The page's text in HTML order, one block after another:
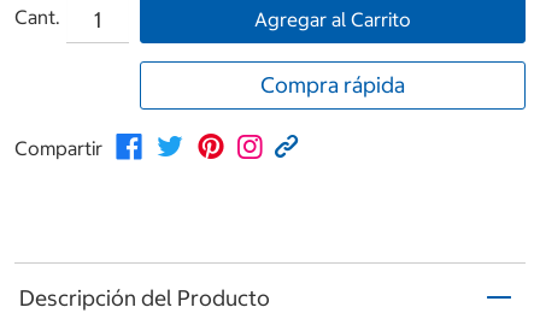
Cant. Agregar al Carrito
Compra rápida
Compartir
Descripción del Producto